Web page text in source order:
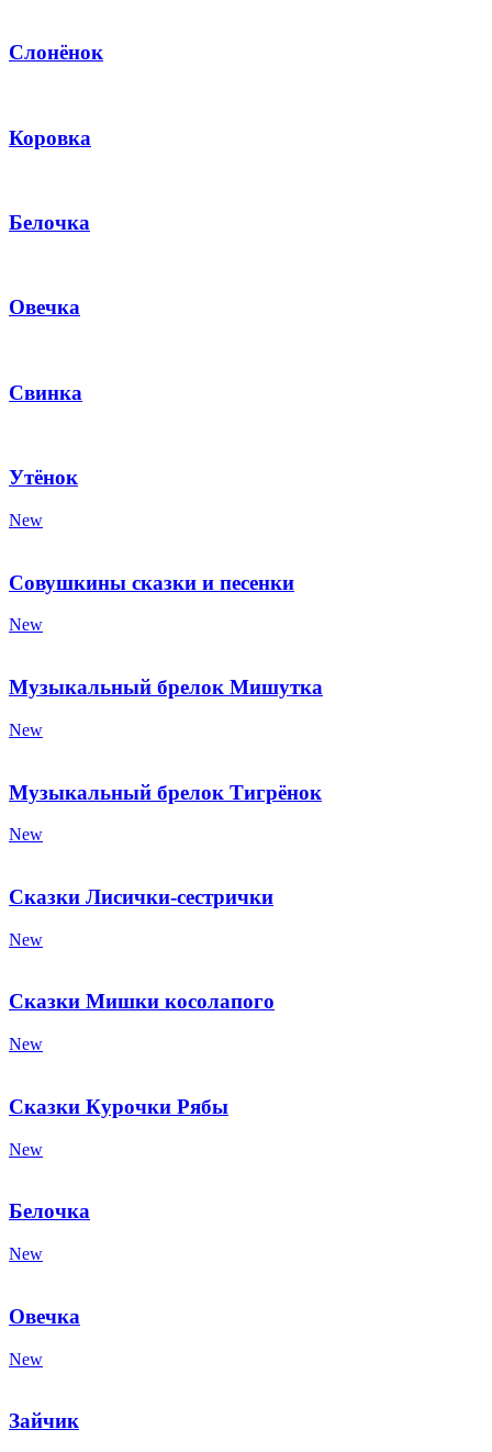
Слонёнок
Коровка
Белочка
Овечка
Свинка
Утёнок
New
Совушкины сказки и песенки
New
Музыкальный брелок Мишутка
New
Музыкальный брелок Тигрёнок
New
Сказки Лисички-сестрички
New
Сказки Мишки косолапого
New
Сказки Курочки Рябы
New
Белочка
New
Овечка
New
Зайчик